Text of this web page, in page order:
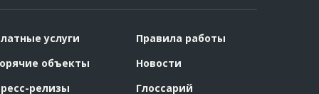
услуги
объекты
релизы
Правила работы
Новости
Глоссарий